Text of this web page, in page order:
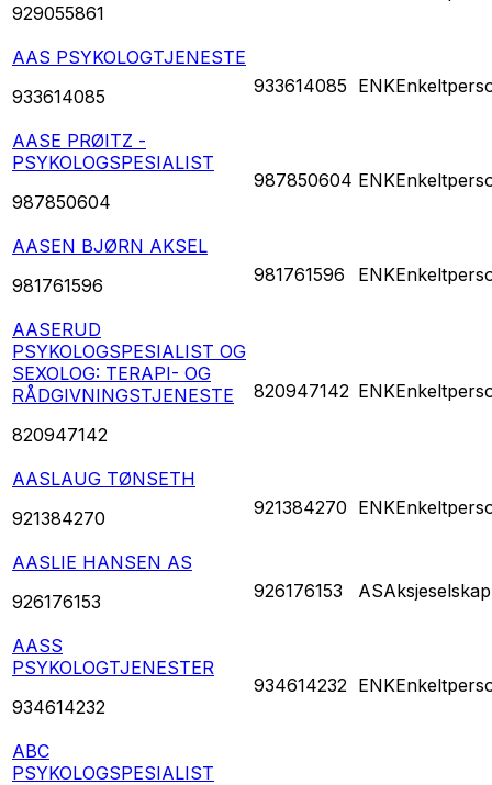
929055861
AAS PSYKOLOGTJENESTE
933614085
933614085 ENK
AASE PRØITZ -
PSYKOLOGSPESIALIST
987850604
987850604 ENK
AASEN BJØRN AKSEL
981761596
981761596 ENK
AASERUD
PSYKOLOGSPESIALIST OG
SEXOLOG: TERAPI- OG
RÅDGIVNINGSTJENESTE
820947142
820947142 ENK
AASLAUG TØNSETH
921384270
921384270 ENK
AASLIE HANSEN AS
926176153
926176153 ASAksjeselskap
AASS
PSYKOLOGTJENESTER
934614232
934614232 ENK
ABC
PSYKOLOGSPESIALIST